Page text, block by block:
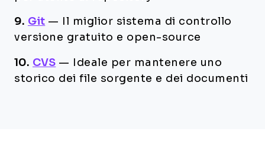
9. Git —
Il miglior sistema di controllo
versione gratuito e open-source
10. CVS —
Ideale per mantenere uno
storico dei file sorgente e dei documenti